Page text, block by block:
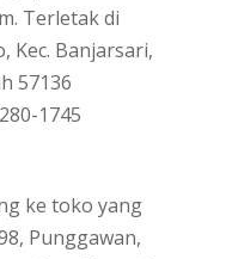
Terletak di
Kec. Banjarsari,
57136
1745
ke toko yang
Punggawan,